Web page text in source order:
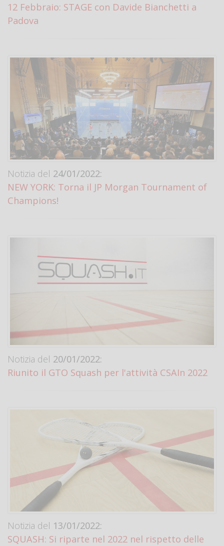
12 Febbraio: STAGE con Davide Bianchetti a
Padova
Notizia del 24/01/2022:
NEW YORK: Torna il JP Morgan Tournament of
Champions!
Notizia del 20/01/2022:
Riunito il GTO Squash per l'attività CSAIn 2022
Notizia del 13/01/2022:
SQUASH: Si riparte nel 2022 nel rispetto delle